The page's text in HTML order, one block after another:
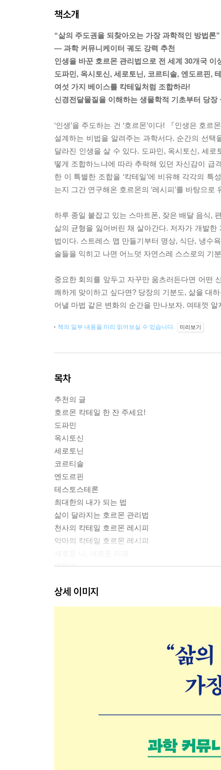
책소개
“삶의 주도권을 되찾아오는 가장 과학적인 방법론”
― 과학 커뮤니케이터 궤도 강력 추천
인생을 바꾼 호르몬 관리법으로 전 세계 30개국 이
도파민, 옥시토신, 세로토닌, 코르티솔, 엔도르핀,
여섯 가지 베이스를 칵테일처럼 조합하라!
신경전달물질을 이해하는 생물학적 기초부터 당
‘인생’을 주도하는 건 ‘호르몬’이다! 『인생은 호
설계하는 비법을 알려주는 과학서다. 순간의 선
달라진 인생을 살 수 있다. 도파민, 옥시토신, 세
떻게 조합하느냐에 따라 추락해 있던 자신감이 급
한 이 특별한 조합을 ‘칵테일’에 비유해 각각의
는지 그간 연구해온 호르몬의 ‘레시피’를 바탕으로
하루 종일 붙잡고 있는 스마트폰, 잦은 배달 음식,
삶의 균형을 잃어버린 채 살아간다. 저자가 개발
법이다. 스트레스 맵 만들기부터 명상, 식단, 냉수
술들을 익히고 나면 어느덧 자연스레 스스로의 기
중요한 회의를 앞두고 자꾸만 움츠러든다면 어떤
쾌하게 맞이하고 싶다면? 당장의 기분도, 삶을 대
어낼 마법 같은 변화의 순간을 만나보자. 여태껏
책의 일부 내용을 미리 읽어보실 수 있습니다. 미리보기
목차
추천의 글
호르몬 칵테일 한 잔 주세요!
도파민
옥시토신
세로토닌
코르티솔
엔도르핀
테스토스테론
최대한의 내가 되는 법
삶이 달라지는 호르몬 관리법
천사의 칵테일 호르몬 레시피
악마의 칵테일 호르몬 레시피
맺음말
상세 이미지